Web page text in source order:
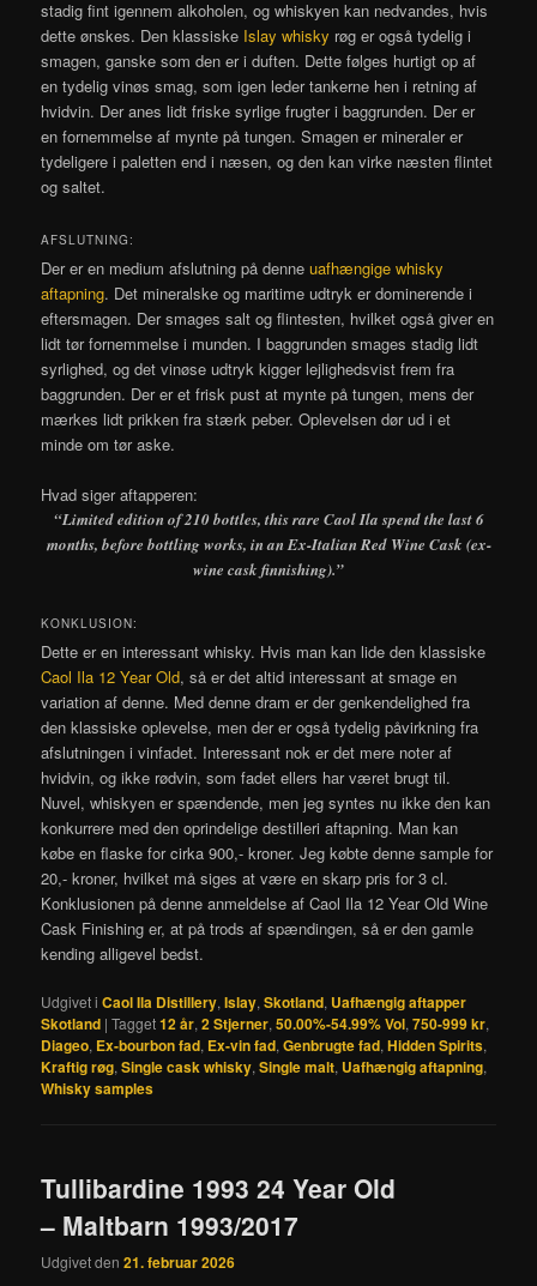
stadig fint igennem alkoholen, og whiskyen kan nedvandes, hvis
dette ønskes. Den klassiske Islay whisky røg er også tydelig i
smagen, ganske som den er i duften. Dette følges hurtigt op af
en tydelig vinøs smag, som igen leder tankerne hen i retning af
hvidvin. Der anes lidt friske syrlige frugter i baggrunden. Der er
en fornemmelse af mynte på tungen. Smagen er mineraler er
tydeligere i paletten end i næsen, og den kan virke næsten flintet
og saltet.
AFSLUTNING:
Der er en medium afslutning på denneuafhængige whisky
aftapning. Det mineralske og maritime udtryk er dominerende i
eftersmagen. Der smages salt og flintesten, hvilket også giver en
lidt tør fornemmelse i munden. I baggrunden smages stadig lidt
syrlighed, og det vinøse udtryk kigger lejlighedsvist frem fra
baggrunden. Der er et frisk pust at mynte på tungen, mens der
mærkes lidt prikken fra stærk peber. Oplevelsen dør ud i et
minde om tør aske.
Hvad siger aftapperen:
“Limited edition of 210 bottles, this rare Caol Ila spend the last 6
months, before bottling works, in an Ex-Italian Red Wine Cask (ex-
wine cask finnishing).”
KONKLUSION:
Dette er en interessant whisky. Hvis man kan lide den klassiske
Caol Ila 12 Year Old, så er det altid interessant at smage en
variation af denne. Med denne dram er der genkendelighed fra
den klassiske oplevelse, men der er også tydelig påvirkning fra
afslutningen i vinfadet. Interessant nok er det mere noter af
hvidvin, og ikke rødvin, som fadet ellers har været brugt til.
Nuvel, whiskyen er spændende, men jeg syntes nu ikke den kan
konkurrere med den oprindelige destilleri aftapning. Man kan
købe en flaske for cirka 900,- kroner. Jeg købte denne sample for
20,- kroner, hvilket må siges at være en skarp pris for 3 cl.
Konklusionen på denne anmeldelse af Caol Ila 12 Year Old Wine
Cask Finishing er, at på trods af spændingen, så er den gamle
kending alligevel bedst.
Udgivet i Caol Ila Distillery,Islay,Skotland, Uafhængig aftapper
Skotland |Tagget12 år,2 Stjerner,50.00%-54.99% Vol,750-999 kr,
Diageo, Ex-bourbon fad, Ex-vin fad,Genbrugte fad,Hidden Spirits,
Kraftig røg,Single cask whisky,Single malt, Uafhængig aftapning,
Whisky samples
Tullibardine 1993 24 Year Old
– Maltbarn 1993/2017
Udgivet den21. februar 2026